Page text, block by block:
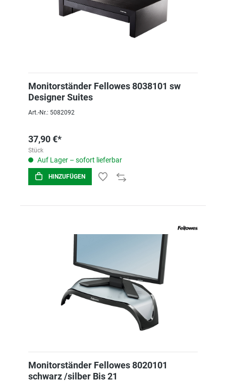
Monitorständer Fellowes 8038101 sw
Designer Suites
Art.-Nr.: 5082092
37,90 €*
Stück
Auf Lager – sofort lieferbar
HINZUFÜGEN
Monitorständer Fellowes 8020101
schwarz /silber Bis 21